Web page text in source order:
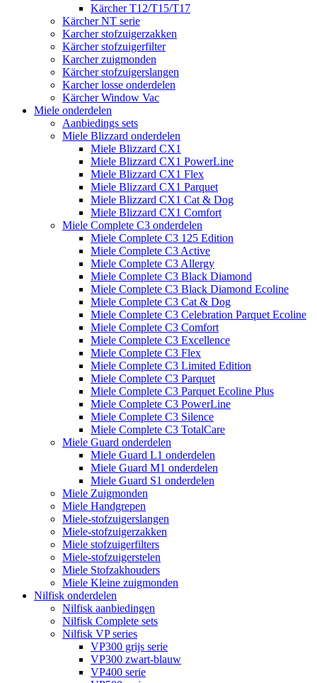
Kärcher T12/T15/T17
Kärcher NT serie
Karcher stofzuigerzakken
Kärcher stofzuigerfilter
Karcher zuigmonden
Kärcher stofzuigerslangen
Karcher losse onderdelen
Kärcher Window Vac
Miele onderdelen
Aanbiedings sets
Miele Blizzard onderdelen
Miele Blizzard CX1
Miele Blizzard CX1 PowerLine
Miele Blizzard CX1 Flex
Miele Blizzard CX1 Parquet
Miele Blizzard CX1 Cat & Dog
Miele Blizzard CX1 Comfort
Miele Complete C3 onderdelen
Miele Complete C3 125 Edition
Miele Complete C3 Active
Miele Complete C3 Allergy
Miele Complete C3 Black Diamond
Miele Complete C3 Black Diamond Ecoline
Miele Complete C3 Cat & Dog
Miele Complete C3 Celebration Parquet Ecoline​
Miele Complete C3 Comfort
Miele Complete C3 Excellence
Miele Complete C3 Flex
Miele Complete C3 Limited Edition
Miele Complete C3 Parquet
Miele Complete C3 Parquet Ecoline Plus
Miele Complete C3 PowerLine
Miele Complete C3 Silence
Miele Complete C3 TotalCare
Miele Guard onderdelen
Miele Guard L1 onderdelen
Miele Guard M1 onderdelen
Miele Guard S1 onderdelen
Miele Zuigmonden
Miele Handgrepen
Miele-stofzuigerslangen
Miele-stofzuigerzakken
Miele stofzuigerfilters
Miele-stofzuigerstelen
Miele Stofzakhouders
Miele Kleine zuigmonden
Nilfisk onderdelen
Nilfisk aanbiedingen
Nilfisk Complete sets
Nilfisk VP series
VP300 grijs serie
VP300 zwart-blauw
VP400 serie